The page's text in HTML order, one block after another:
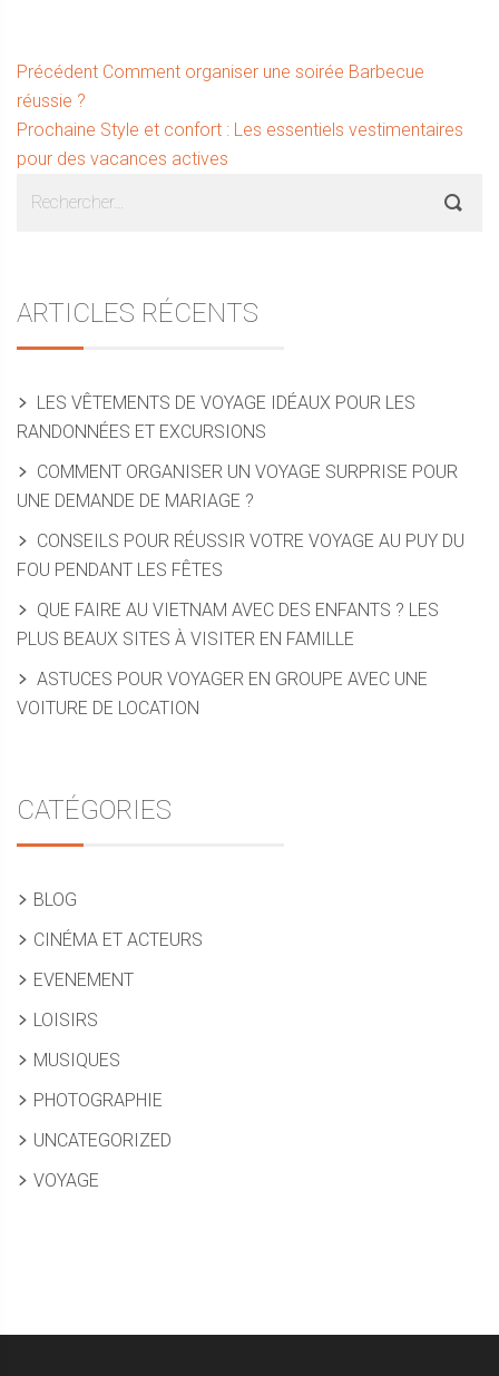
Navigation
de
l’article
Précédent Article
Comment organiser une soirée Barbecue
réussie ?
Prochaine Article
suivant :
Style et confort : Les essentiels vestimentaires
pour des vacances actives
Sidebar
ARTICLES RÉCENTS
LES VÊTEMENTS DE VOYAGE IDÉAUX POUR LES
RANDONNÉES ET EXCURSIONS
COMMENT ORGANISER UN VOYAGE SURPRISE POUR
UNE DEMANDE DE MARIAGE ?
CONSEILS POUR RÉUSSIR VOTRE VOYAGE AU PUY DU
FOU PENDANT LES FÊTES
QUE FAIRE AU VIETNAM AVEC DES ENFANTS ? LES
PLUS BEAUX SITES À VISITER EN FAMILLE
ASTUCES POUR VOYAGER EN GROUPE AVEC UNE
VOITURE DE LOCATION
CATÉGORIES
BLOG
CINÉMA ET ACTEURS
EVENEMENT
LOISIRS
MUSIQUES
PHOTOGRAPHIE
UNCATEGORIZED
VOYAGE